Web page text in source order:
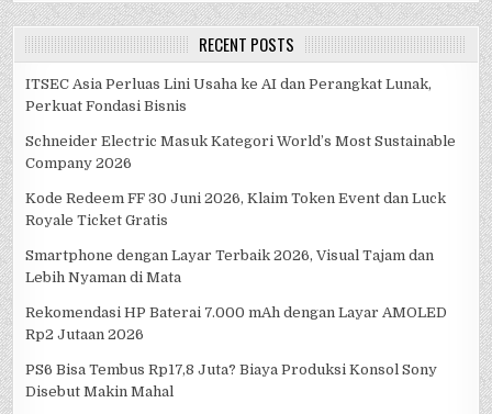
RECENT POSTS
ITSEC Asia Perluas Lini Usaha ke AI dan Perangkat Lunak,
Perkuat Fondasi Bisnis
Schneider Electric Masuk Kategori World’s Most Sustainable
Company 2026
Kode Redeem FF 30 Juni 2026, Klaim Token Event dan Luck
Royale Ticket Gratis
Smartphone dengan Layar Terbaik 2026, Visual Tajam dan
Lebih Nyaman di Mata
Rekomendasi HP Baterai 7.000 mAh dengan Layar AMOLED
Rp2 Jutaan 2026
PS6 Bisa Tembus Rp17,8 Juta? Biaya Produksi Konsol Sony
Disebut Makin Mahal